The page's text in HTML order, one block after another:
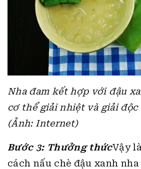
Nha đam kết hợp với đậu
cơ thể giải nhiệt và giải độc
(Ảnh: Internet)
Bước 3: Thưởng thứcVậy
cách nấu chè đậu xanh